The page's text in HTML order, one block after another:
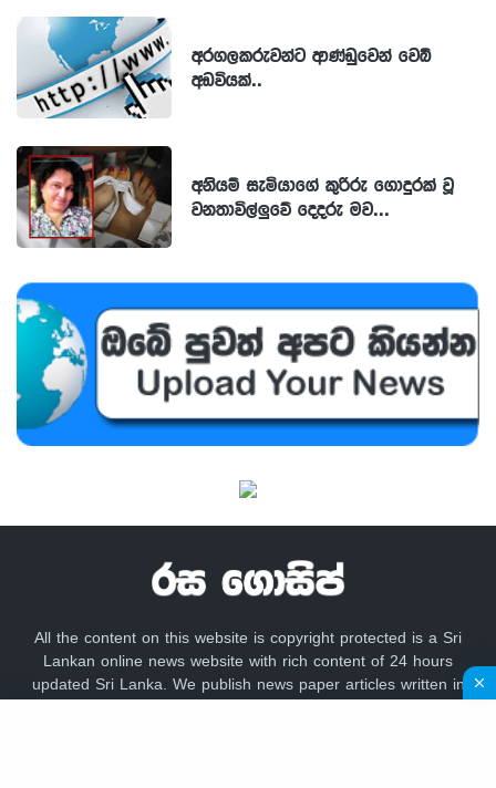
අරගලකරුවන්ට ආණ්ඩුවෙන් වෙබ්
අඩවියක්..
අනියම් සැමියාගේ කුරිරු ගොදුරක් වූ
වනතාවිල්ලුවේ දෙදරු මව...
All the content on this website is copyright protected is a Sri
Lankan online news website with rich content of 24 hours
updated Sri Lanka. We publish news paper articles written in